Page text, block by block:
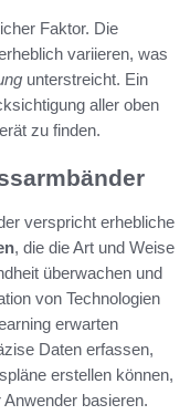
Faktor. Die
variieren, was
unterstreicht. Ein
aller oben
zu finden.
verspricht erhebliche
, die die Art und Weise
überwachen und
von Technologien
erwarten
Daten erfassen,
erstellen können,
basieren.